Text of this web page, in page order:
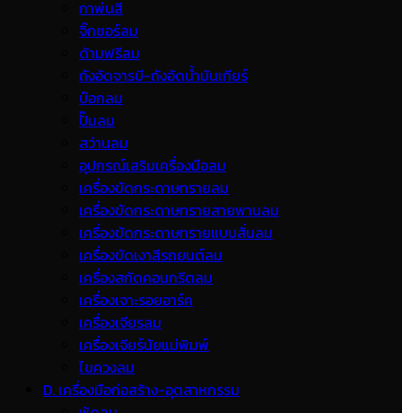
กาพ่นสี
จิ๊กซอร์ลม
ด้ามฟรีลม
ถังอัดจารบี-ถังอัดน้ำมันเกียร์
บ๊อกลม
ปั๊มลม
สว่านลม
อุปกรณ์เสริมเครื่องมือลม
เครื่องขัดกระดาษทรายลม
เครื่องขัดกระดาษทรายสายพานลม
เครื่องขัดกระดาษทรายแบบสั่นลม
เครื่องขัดเงาสีรถยนต์ลม
เครื่องสกัดคอนกรีตลม
เครื่องเจาะรอยอาร์ค
เครื่องเจียรลม
เครื่องเจียร์นัยแม่พิมพ์
ไขควงลม
D. เครื่องมือก่อสร้าง-อุตสาหกรรม